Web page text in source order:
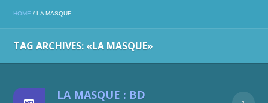
HOME /LA MASQUE
TAG ARCHIVES: «LA MASQUE»
LA MASQUE : BD